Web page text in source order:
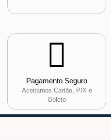
Pagamento Seguro
Aceitamos Cartão, PIX e
Boleto